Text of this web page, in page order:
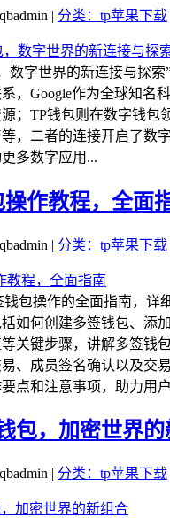
| 分类：tp苹果下载
数字世界的新连接与探
，Google作为全球知名
；TP钱包则在数字钱包
，二者的连接开启了数
多数字应用...
作教程，全面
| 分类：tp苹果下载
包操作的全面指南，详
如何创建多签钱包、添
关键步骤，讲解多签钱
、成员签名确认以及交
点和注意事项，助力用
包，加密世界
| 分类：tp苹果下载